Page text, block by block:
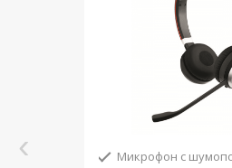
Микрофон с